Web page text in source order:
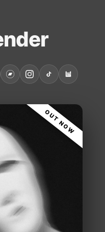
OUT NOW